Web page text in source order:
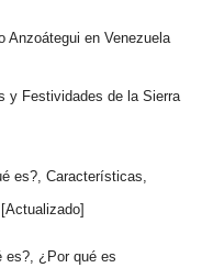
Anzoátegui en Venezuela
y Festividades de la Sierra
es?, Características,
es?, ¿Por qué es